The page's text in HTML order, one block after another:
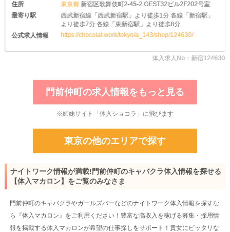
住所
東京都 新宿区歌舞伎町2-45-2 GEST32ビル2F202号室
最寄り駅
西武新宿線「西武新宿駅」より徒歩1分 各線「新宿駅」
より徒歩7分 各線「東新宿駅」より徒歩8分
公式求人情報
https://chocolat.work/tokyo/a_143/shop/124630/
体入求人No：新宿124630
門前仲町の求人情報をもっと見る
※姉妹サイト「体入ショコラ」に飛びます
東京の他のエリアで探す
ナイトワーク情報が満載!門前仲町のキャバクラ体入情報を探せる
【体入マカロン】をご覧のみなさま
門前仲町のキャバクラやガールズバーなどのナイトワーク体入情報を探すな
ら『体入マカロン』をご利用ください！豊富な高収入を稼げる募集・採用情
報を掲載する体入マカロンが希望の仕事探しをサポート！貴女にピッタリな